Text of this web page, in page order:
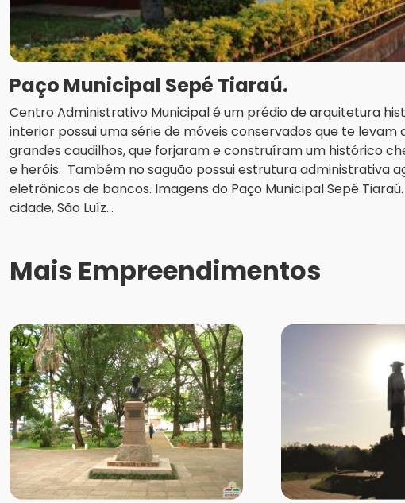
Paço Municipal Sepé Tiaraú.
Centro Administrativo Municipal é um prédio de arquitetura
interior possui uma série de móveis conservados que te levam
grandes caudilhos, que forjaram e construíram um histórico
e heróis. Também no saguão possui estrutura administrativa
eletrônicos de bancos. Imagens do Paço Municipal Sepé
cidade, São Luíz...
Mais Empreendimentos